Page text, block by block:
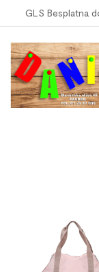
GLS Besplatna